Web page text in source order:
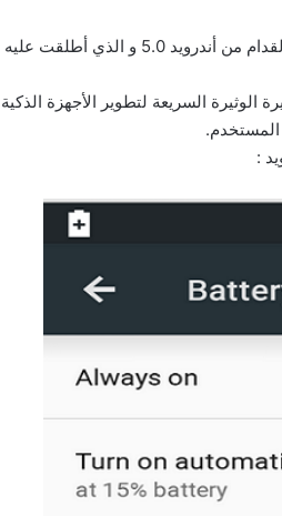
منذ شهر تقريبا أعلنت جوجل عن المميزات الجديدة التي سيأتي بها الإصدار القدام من أندرويد 5.0 و الذي أطلقت عليه
و مسايرة الوثيرة السريعة لتطوير الأجهزة الذكية
المستخدم.
: